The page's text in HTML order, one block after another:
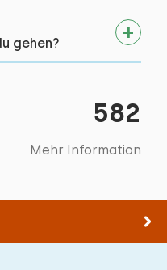
gehen?
582
Mehr Information